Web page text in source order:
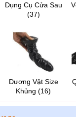
Dụng Cụ Cửa Sau
(37)
Dương Vật Size
Khủng (16)